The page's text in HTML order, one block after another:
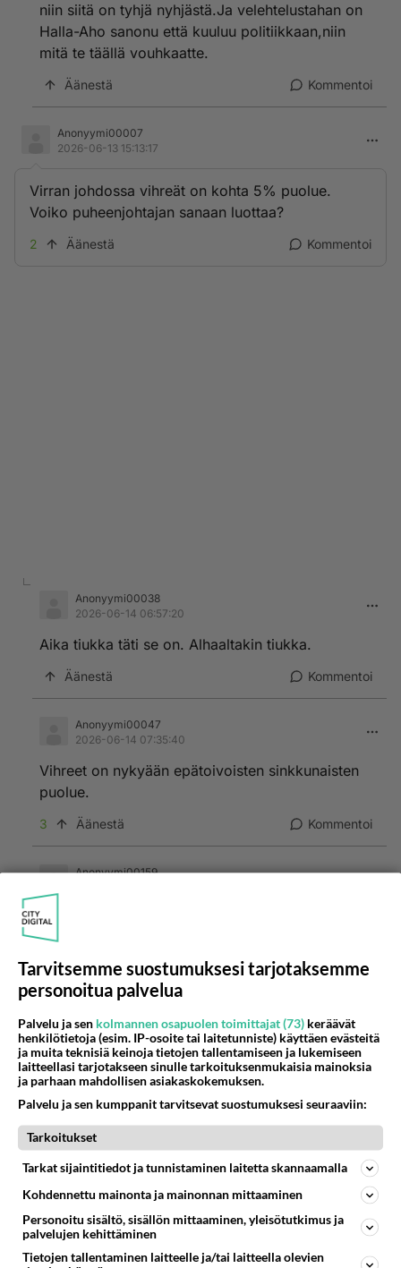
niin siitä on tyhjä nyhjästä.Ja velehtelustahan on
Halla-Aho sanonu että kuuluu politiikkaan,niin
mitä te täällä vouhkaatte.
Äänestä Kommentoi
Anonyymi00007
2026-06-13 15:13:17
Virran johdossa vihreät on kohta 5% puolue.
Voiko puheenjohtajan sanaan luottaa?
2 Äänestä Kommentoi
Anonyymi00038
2026-06-14 06:57:20
Aika tiukka täti se on. Alhaaltakin tiukka.
Äänestä Kommentoi
Anonyymi00047
2026-06-14 07:35:40
Vihreet on nykyään epätoivoisten sinkkunaisten
puolue.
3 Äänestä Kommentoi
Anonyymi00159
Älkää viittiikö enää puhua luottamuksesta,tämä
hallitus on näyttäny millä tasolla poliitikon
luottamus on.Se on Persujen valheilla ja
kokkareitten avustuksella poljettu pakkasen
1 Äänestä Kommentoi
Anonyymi00165
2026-06-19 10:10:20
Anonyymi00159
Älkää viittiikö enää puhua luottamuksesta,tämä hallitus
on näyttäny millä tasolla poliitikon luottamus on.Se on
Persujen valheilla ja kokkareitten avustuksella poljettu
Lue lisää
Vasemmistoaate sentään perustuu valheeseen
Tarvitsemme suostumuksesi tarjotaksemme
personoitua palvelua
Palvelu ja sen kolmannen osapuolen toimittajat (73) keräävät
henkilötietoja (esim. IP-osoite tai laitetunniste) käyttäen evästeitä
ja muita teknisiä keinoja tietojen tallentamiseen ja lukemiseen
laitteellasi tarjotakseen sinulle tarkoituksenmukaisia mainoksia
ja parhaan mahdollisen asiakaskokemuksen.
Palvelu ja sen kumppanit tarvitsevat suostumuksesi seuraaviin:
Tarkoitukset
Tarkat sijaintitiedot ja tunnistaminen laitetta skannaamalla
Kohdennettu mainonta ja mainonnan mittaaminen
Personoitu sisältö, sisällön mittaaminen, yleisötutkimus ja
palvelujen kehittäminen
Tietojen tallentaminen laitteelle ja/tai laitteella olevien